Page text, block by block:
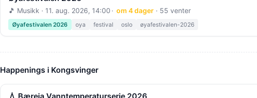
🎵 Musikk · 11. aug. 2026, 14:00 om 4 dager· 55 venter
Øyafestivalen 2026 oya festival oslo øyafestivalen-2026
Happenings i Kongsvinger
💧 Bæreia Vanntemperaturserie 2026